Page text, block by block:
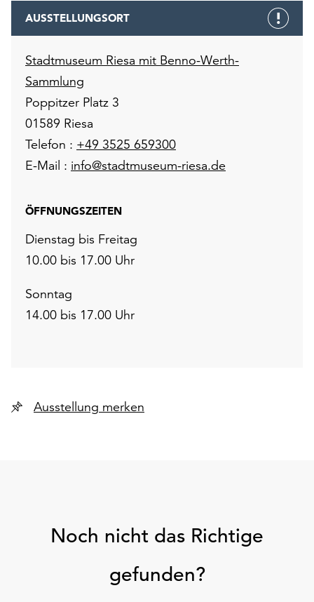
AUSSTELLUNGSORT
Stadtmuseum Riesa mit Benno-Werth-
Sammlung
Poppitzer Platz 3
01589 Riesa
Telefon : +49 3525 659300
E-Mail : info@stadtmuseum-riesa.de
ÖFFNUNGSZEITEN
Dienstag bis Freitag
10.00 bis 17.00 Uhr
Sonntag
14.00 bis 17.00 Uhr
Ausstellung merken
Noch nicht das Richtige
gefunden?